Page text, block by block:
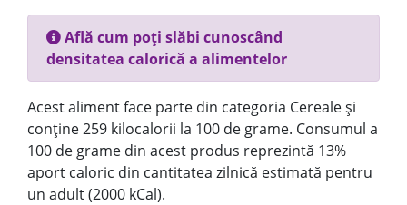
Află cum poți slăbi cunoscând
densitatea calorică a alimentelor
Acest aliment face parte din categoria Cereale și
conține 259 kilocalorii la 100 de grame. Consumul a
100 de grame din acest produs reprezintă 13%
aport caloric din cantitatea zilnică estimată pentru
un adult (2000 kCal).